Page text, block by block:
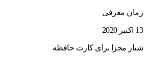
زمان معرفی
13 اکتبر 2020
شیار مجزا برای کارت حافظه